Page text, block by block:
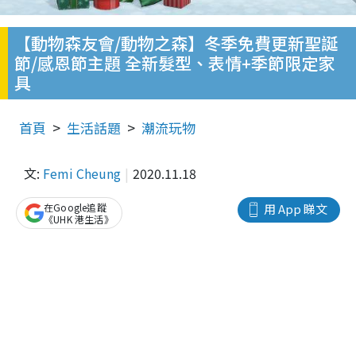
【動物森友會/動物之森】冬季免費更新聖誕
節/感恩節主題 全新髮型、表情+季節限定家
具
首頁 生活話題 潮流玩物
文: Femi Cheung 2020.11.18
用 App 睇文
在Google追蹤
《UHK 港生活》